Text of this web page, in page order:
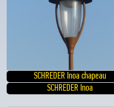
SCHREDER Inoa chapeau
SCHREDER Inoa